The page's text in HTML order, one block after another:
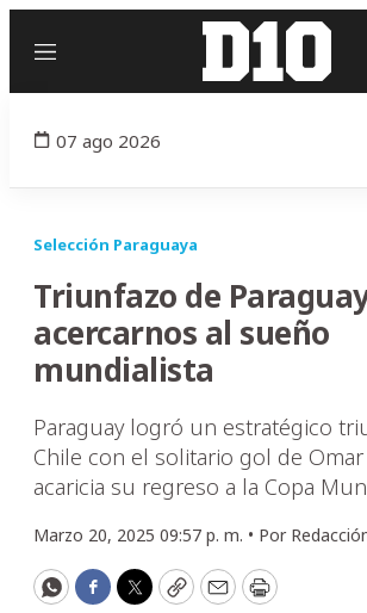
Menú
07 ago 2026
Selección Paraguaya
Triunfazo de
acercarnos al sueño
mundialista
Paraguay logró un estratégico
Chile con el solitario gol de
acaricia su regreso a la Copa
Marzo 20, 2025 09:57 p. m. • Por
WhatsApp
Facebook
Twitter
CopyEmailPrint